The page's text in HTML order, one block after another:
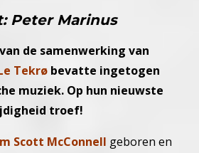
Peter Marinus
de samenwerking van
Tekrø bevatte ingetogen
muziek. Op hun nieuwste
troef!
Scott McConnell geboren en